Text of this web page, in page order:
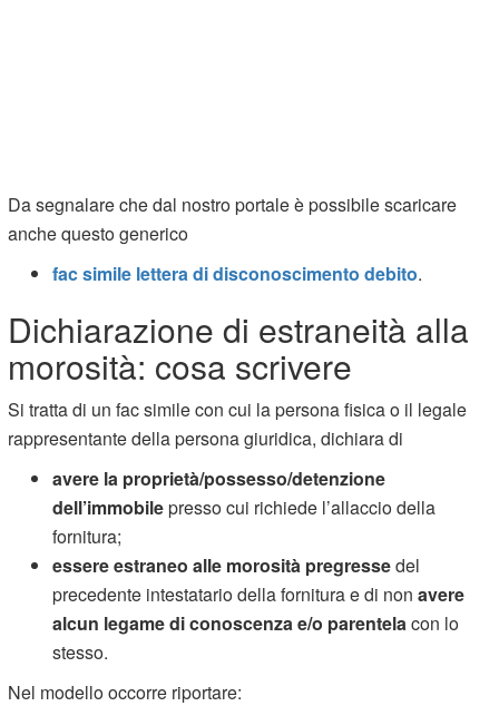
Da segnalare che dal nostro portale è possibile scaricare
anche questo generico
fac simile lettera di disconoscimento debito.
Dichiarazione di estraneità alla
morosità: cosa scrivere
Si tratta di un fac simile con cui la persona fisica o il legale
rappresentante della persona giuridica, dichiara di
avere la proprietà/possesso/detenzione
dell’immobilepresso cui richiede l’allaccio della
fornitura;
essere estraneo alle morosità pregressedel
precedente intestatario della fornitura e di nonavere
alcun legame di conoscenza e/o parentela con lo
stesso.
Nel modello occorre riportare: